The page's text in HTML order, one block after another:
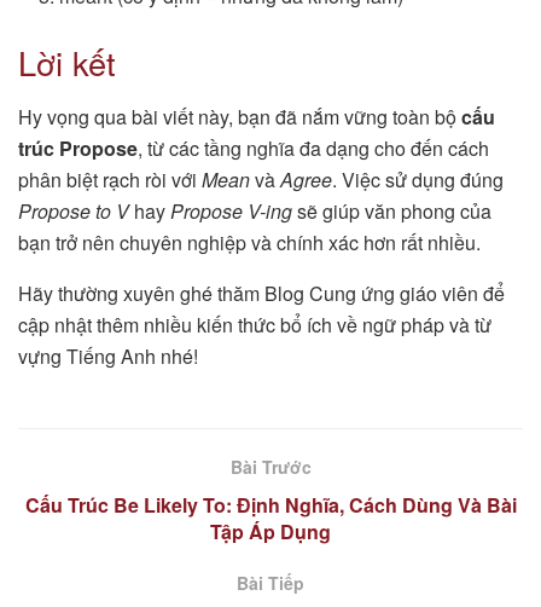
Lời kết
Hy vọng qua bài viết này, bạn đã nắm vững toàn bộcấu
trúc Propose, từ các tầng nghĩa đa dạng cho đến cách
phân biệt rạch ròi với MeanvàAgree. Việc sử dụng đúng
Propose to VhayPropose V-ingsẽ giúp văn phong của
bạn trở nên chuyên nghiệp và chính xác hơn rất nhiều.
Hãy thường xuyên ghé thăm Blog Cung ứng giáo viên để
cập nhật thêm nhiều kiến thức bổ ích về ngữ pháp và từ
vựng Tiếng Anh nhé!
Bài Trước
Cấu Trúc Be Likely To: Định Nghĩa, Cách Dùng Và Bài
Tập Áp Dụng
Bài Tiếp